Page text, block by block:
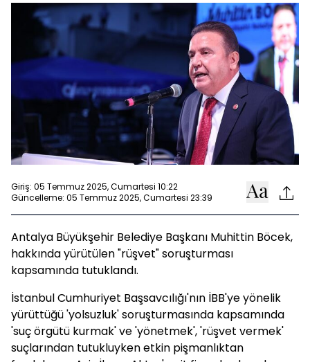
Giriş: 05 Temmuz 2025, Cumartesi 10:22
Güncelleme: 05 Temmuz 2025, Cumartesi 23:39
Antalya Büyükşehir Belediye Başkanı Muhittin Böcek,
hakkında yürütülen "rüşvet" soruşturması
kapsamında tutuklandı.
İstanbul Cumhuriyet Başsavcılığı'nın İBB'ye yönelik
yürüttüğü 'yolsuzluk' soruşturmasında kapsamında
'suç örgütü kurmak' ve 'yönetmek', 'rüşvet vermek'
suçlarından tutukluyken etkin pişmanlıktan